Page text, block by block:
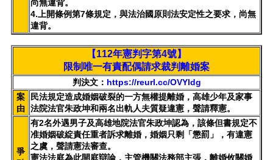
尚無違背。
4.上開條例第7條規定，與法治國原則法安定性之要求，尚無
違背。
【112年憲判字第4號】
限制唯一有責配偶請求裁判離婚案
判決文： https://reurl.cc/OVYldg
案
由
民法規定造成婚姻破裂的一方無權提離婚，高雄少年及家事
法院法官朱政坤和兩名出軌人夫質疑違憲，聲請釋憲。
爭
有2名外遇男子及高雄地院法官朱政坤認為，該條但書規定不
准婚姻破綻責任重者訴求離婚，婚姻只剩「懲罰」，有違憲
之虞，聲請憲法審查。
憲法法庭為此開庭辯論，主管機關法務部主張，離婚攸關婚